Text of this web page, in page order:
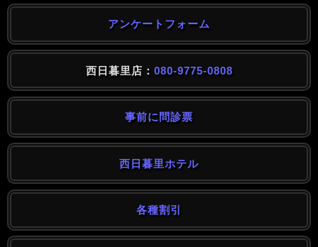
アンケートフォーム
西日暮里店： 080-9775-0808
事前に問診票
西日暮里ホテル
各種割引